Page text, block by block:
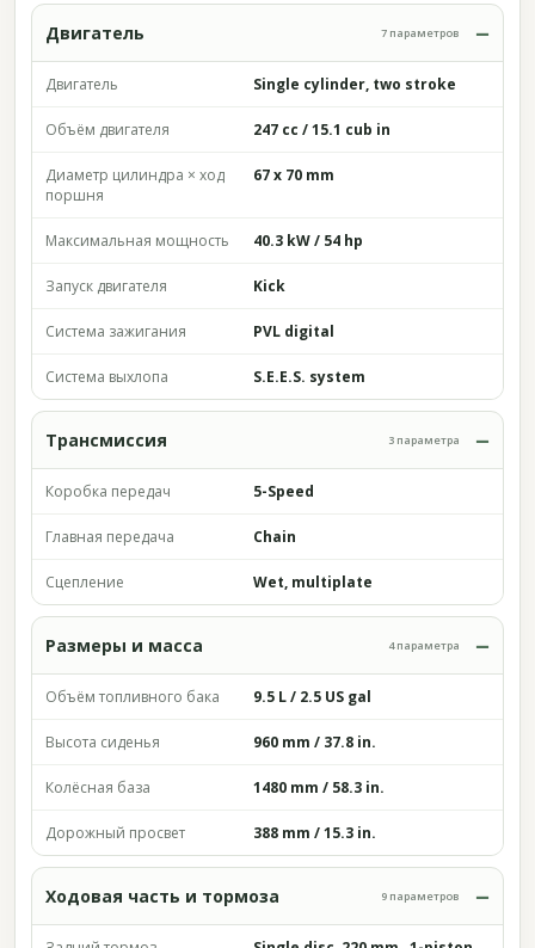
Двигатель 7 параметров
Двигатель Single cylinder, two stroke
Объём двигателя 247 cc / 15.1 cub in
Диаметр цилиндра × ход
поршня
67 x 70 mm
Максимальная мощность 40.3 kW / 54 hp
Запуск двигателя Kick
Система зажигания PVL digital
Система выхлопа S.E.E.S. system
Трансмиссия 3 параметра
Коробка передач 5-Speed
Главная передача Chain
Сцепление Wet, multiplate
Размеры и масса 4 параметра
Объём топливного бака 9.5 L / 2.5 US gal
Высота сиденья 960 mm / 37.8 in.
Колёсная база 1480 mm / 58.3 in.
Дорожный просвет 388 mm / 15.3 in.
Ходовая часть и тормоза 9 параметров